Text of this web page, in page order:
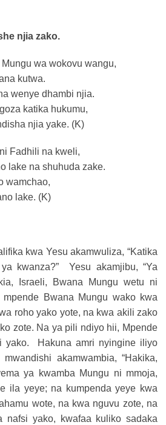
njia zako.
wa wokovu wangu,
kutwa.
wenye dhambi njia.
katika hukumu,
njia yake. (K)
Fadhili na kweli,
lake na shuhuda zake.
wamchao,
lake. (K)
kwa Yesu akamwuliza, “Katika
kwanza?” Yesu akamjibu, “Ya
Israeli, Bwana Mungu wetu ni
Bwana Mungu wako kwa
roho yako yote, na kwa akili zako
zote. Na ya pili ndiyo hii, Mpende
yako. Hakuna amri nyingine iliyo
akamwambia, “Hakika,
ya kwamba Mungu ni mmoja,
ila yeye; na kumpenda yeye kwa
wote, na kwa nguvu zote, na
nafsi yako, kwafaa kuliko sadaka